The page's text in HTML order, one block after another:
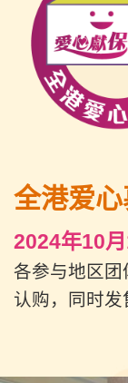
全港爱心
2024年10
各参与地区
认购，同时发